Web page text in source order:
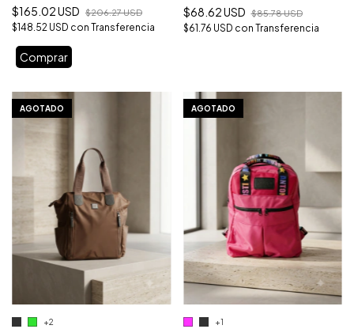
$165.02 USD
$206.27 USD
$148.52 USD con Transferencia
Comprar
$68.62 USD $85.78 USD
$61.76 USD con Transferencia
1/10
AGOTADO
+2
1/10
AGOTADO
+1